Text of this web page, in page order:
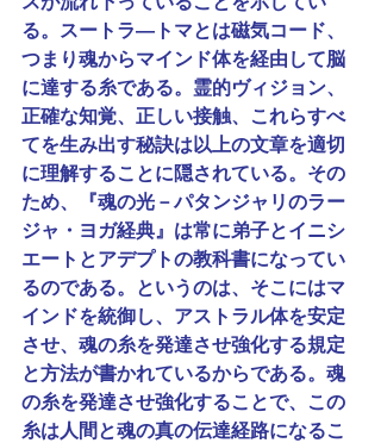
る。スートラ―トマとは磁気コード、
つまり魂からマインド体を経由して脳
に達する糸である。霊的ヴィジョン、
正確な知覚、正しい接触、これらすべ
てを生み出す秘訣は以上の文章を適切
に理解することに隠されている。その
ため、『魂の光－パタンジャリのラー
ジャ・ヨガ経典』は常に弟子とイニシ
エートとアデプトの教科書になってい
るのである。というのは、そこにはマ
インドを統御し、アストラル体を安定
させ、魂の糸を発達させ強化する規定
と方法が書かれているからである。魂
の糸を発達させ強化することで、この
糸は人間と魂の真の伝達経路になるこ